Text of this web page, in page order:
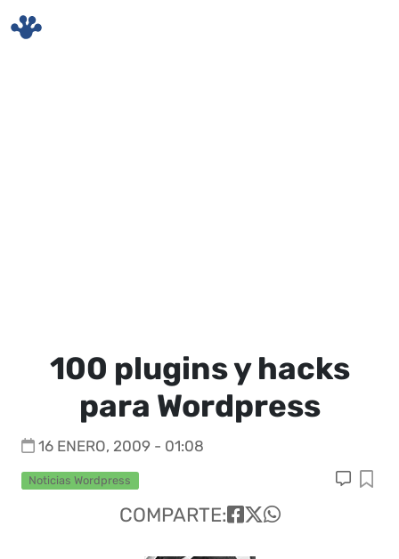
100 plugins y hacks
para Wordpress
16 ENERO, 2009 - 01:08
Noticias Wordpress
COMPARTE: